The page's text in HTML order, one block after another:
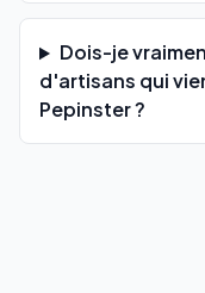
Dois-je
d'artisans qui
Pepinster ?